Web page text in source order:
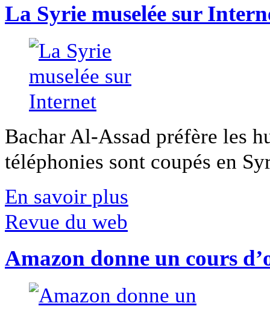
La Syrie muselée sur
Bachar Al-Assad préfère les
téléphonies sont coupés en
En savoir plus
Revue du web
Amazon donne un cours